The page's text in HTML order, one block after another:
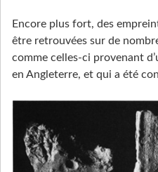
Encore plus fort, des
être retrouvées sur de
comme celles-ci provenant
en Angleterre, et qui a été